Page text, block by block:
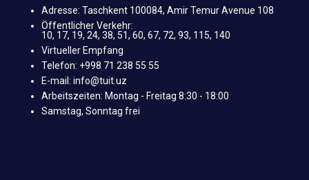
Adresse: Taschkent 100084, Amir Temur Avenue 108
Öffentlicher Verkehr:
10, 17, 19, 24, 38, 51, 60, 67, 72, 93, 115, 140
Virtueller Empfang
Telefon: +998 71 238 55 55
E-mail: info@tuit.uz
Arbeitszeiten: Montag - Freitag 8:30 - 18:00
Samstag, Sonntag frei